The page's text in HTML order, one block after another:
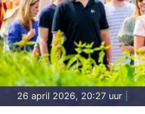
26 april 2026, 20:27 uur